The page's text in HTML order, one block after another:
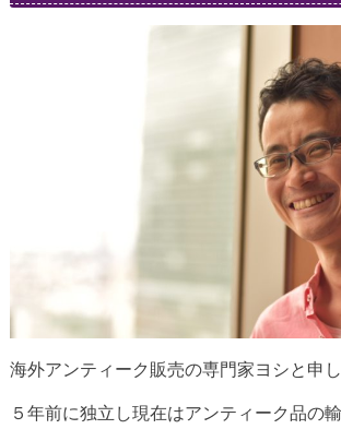
海外アンティーク販売の専門家ヨシと申し
５年前に独立し現在はアンティーク品の